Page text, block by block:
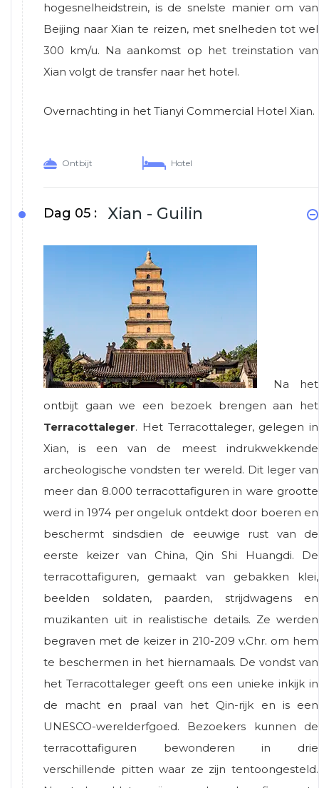
hogesnelheidstrein, is de snelste manier om van
Beijing naar Xian te reizen, met snelheden tot wel
300 km/u. Na aankomst op het treinstation van
Xian volgt de transfer naar het hotel.
Overnachting in het Tianyi Commercial Hotel Xian.
Ontbijt Hotel
Dag 05 : Xian - Guilin
Na het
ontbijt gaan we een bezoek brengen aan het
Terracottaleger. Het Terracottaleger, gelegen in
Xian, is een van de meest indrukwekkende
archeologische vondsten ter wereld. Dit leger van
meer dan 8.000 terracottafiguren in ware grootte
werd in 1974 per ongeluk ontdekt door boeren en
beschermt sindsdien de eeuwige rust van de
eerste keizer van China, Qin Shi Huangdi. De
terracottafiguren, gemaakt van gebakken klei,
beelden soldaten, paarden, strijdwagens en
muzikanten uit in realistische details. Ze werden
begraven met de keizer in 210-209 v.Chr. om hem
te beschermen in het hiernamaals. De vondst van
het Terracottaleger geeft ons een unieke inkijk in
de macht en praal van het Qin-rijk en is een
UNESCO-werelderfgoed. Bezoekers kunnen de
terracottafiguren bewonderen in drie
verschillende pitten waar ze zijn tentoongesteld.